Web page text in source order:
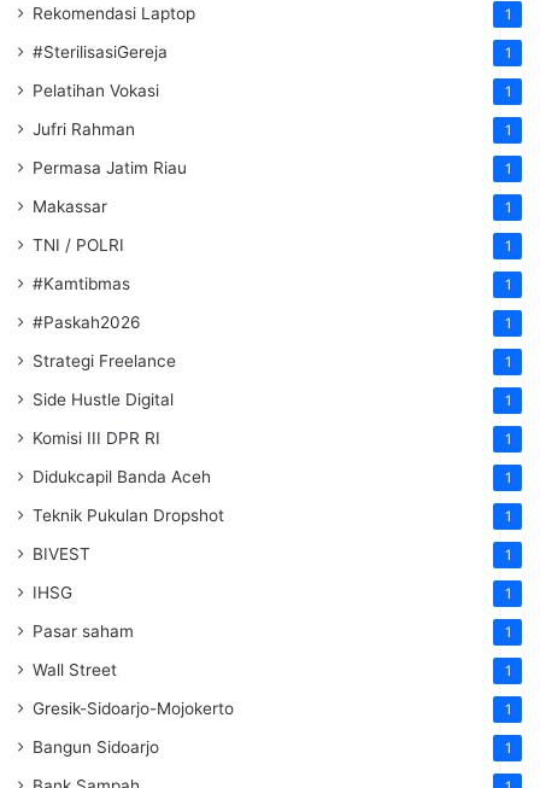
Rekomendasi Laptop 1
#SterilisasiGereja 1
Pelatihan Vokasi 1
Jufri Rahman 1
Permasa Jatim Riau 1
Makassar 1
TNI / POLRI 1
#Kamtibmas 1
#Paskah2026 1
Strategi Freelance 1
Side Hustle Digital 1
Komisi III DPR RI 1
Didukcapil Banda Aceh 1
Teknik Pukulan Dropshot 1
BIVEST 1
IHSG 1
Pasar saham 1
Wall Street 1
Gresik-Sidoarjo-Mojokerto 1
Bangun Sidoarjo 1